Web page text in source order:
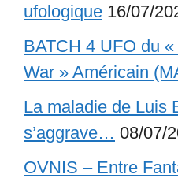
ufologique 16/07/
BATCH 4 UFO du
War » Américain
La maladie de Luis
s’aggrave… 08/07/
OVNIS – Entre